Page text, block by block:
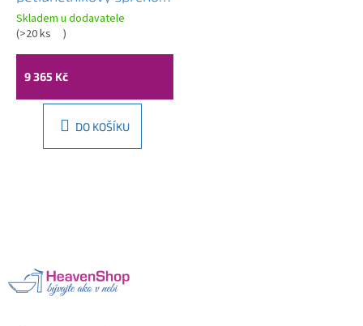
kout 90 x 90 cm, zlatý,
čiré sklo, REA-K4904
Skladem u dodavatele
(>20 ks )
9 365 Kč
DO KOŠÍKU